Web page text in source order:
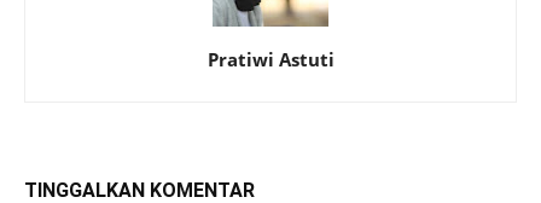
Pratiwi Astuti
TINGGALKAN KOMENTAR